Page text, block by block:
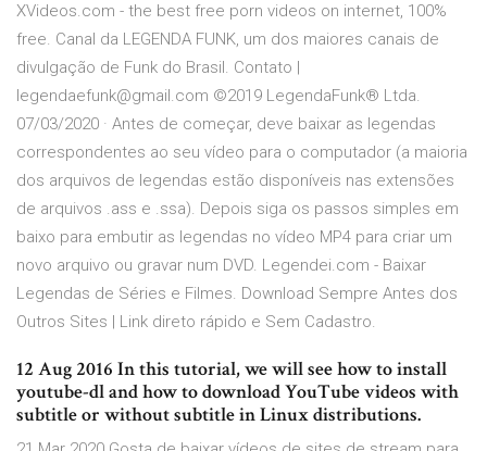
XVideos.com - the best free porn videos on internet, 100%
free. Canal da LEGENDA FUNK, um dos maiores canais de
divulgação de Funk do Brasil. Contato |
legendaefunk@gmail.com ©2019 LegendaFunk® Ltda.
07/03/2020 · Antes de começar, deve baixar as legendas
correspondentes ao seu vídeo para o computador (a maioria
dos arquivos de legendas estão disponíveis nas extensões
de arquivos .ass e .ssa). Depois siga os passos simples em
baixo para embutir as legendas no vídeo MP4 para criar um
novo arquivo ou gravar num DVD. Legendei.com - Baixar
Legendas de Séries e Filmes. Download Sempre Antes dos
Outros Sites | Link direto rápido e Sem Cadastro.
12 Aug 2016 In this tutorial, we will see how to install
youtube-dl and how to download YouTube videos with
subtitle or without subtitle in Linux distributions.